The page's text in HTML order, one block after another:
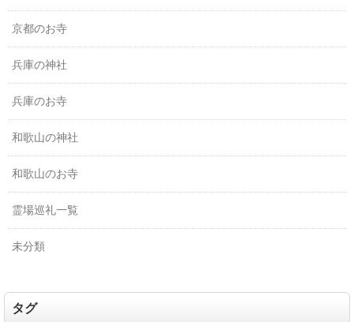
京都のお寺
兵庫の神社
兵庫のお寺
和歌山の神社
和歌山のお寺
霊場巡礼一覧
未分類
タグ